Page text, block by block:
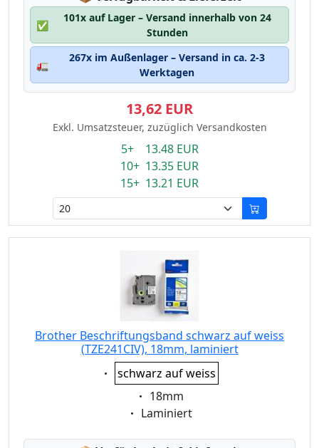
✅
101x auf Lager – Versand innerhalb von 24
Stunden
🚛
267x im Außenlager – Versand in ca. 2-3
Werktagen
13,62 EUR
Exkl. Umsatzsteuer, zuzüglich Versandkosten
5+ 13.48 EUR
10+ 13.35 EUR
15+ 13.21 EUR
Brother Beschriftungsband schwarz auf weiss
(TZE241CIV), 18mm, laminiert
Eigenschaft:
schwarz auf weiss
Eigenschaft:
18mm
Eigenschaft:
Laminiert